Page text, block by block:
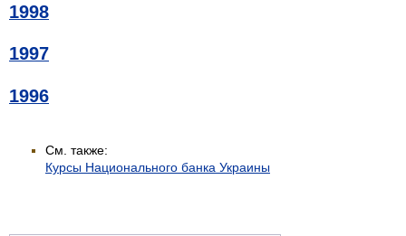
1998
1997
1996
См. также:
Курсы Национального банка Украины